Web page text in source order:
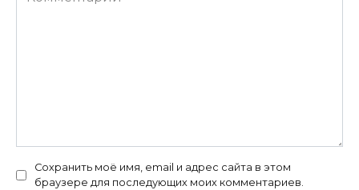
Сохранить моё имя, email и адрес сайта в этом
браузере для последующих моих комментариев.